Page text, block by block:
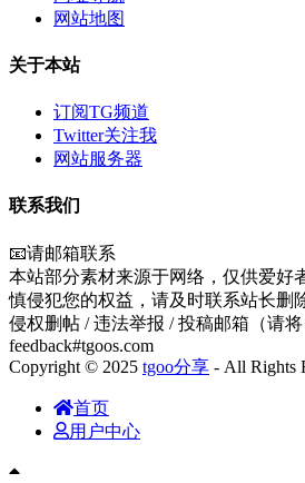
网站地图
关于本站
订阅TG频道
Twitter关注我
网站服务器
联系我们
📧请邮箱联系
本站部分素材来源于网络，仅供爱好
慎侵犯您的权益，请及时联系站长删
侵权删帖 / 违法举报 / 投稿邮箱（请将
feedback#tgoos.com
Copyright © 2025 tgoo分享 - All Rights
首页
用户中心